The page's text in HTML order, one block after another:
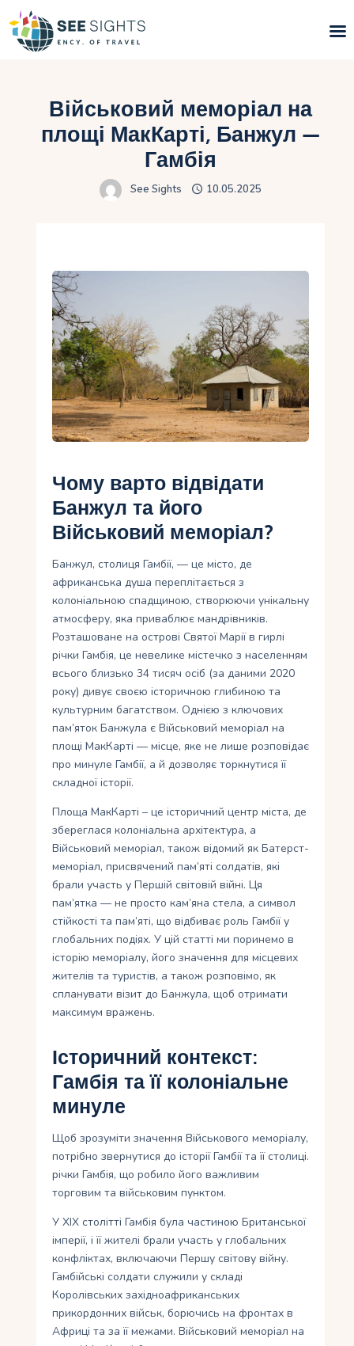
Гарячі тури
Блог
Контакти
Укр
Військовий меморіал на
площі МакКарті, Банжул —
Гамбія
See Sights 10.05.2025
Чому варто відвідати
Банжул та його
Військовий меморіал?
Банжул, столиця Гамбії, — це місто, де
африканська душа переплітається з
колоніальною спадщиною, створюючи унікальну
атмосферу, яка приваблює мандрівників.
Розташоване на острові Святої Марії в гирлі
річки Гамбія, це невелике містечко з населенням
всього близько 34 тисяч осіб (за даними 2020
року) дивує своєю історичною глибиною та
культурним багатством. Однією з ключових
пам’яток Банжула є Військовий меморіал на
площі МакКарті — місце, яке не лише розповідає
про минуле Гамбії, а й дозволяє торкнутися її
складної історії.
Площа МакКарті – це історичний центр міста, де
збереглася колоніальна архітектура, а
Військовий меморіал, також відомий як Батерст-
меморіал, присвячений пам’яті солдатів, які
брали участь у Першій світовій війні. Ця
пам’ятка — не просто кам’яна стела, а символ
стійкості та пам’яті, що відбиває роль Гамбії у
глобальних подіях. У цій статті ми поринемо в
історію меморіалу, його значення для місцевих
жителів та туристів, а також розповімо, як
спланувати візит до Банжула, щоб отримати
максимум вражень.
Історичний контекст:
Гамбія та її колоніальне
минуле
Щоб зрозуміти значення Військового меморіалу,
потрібно звернутися до історії Гамбії та її столиці.
річки Гамбія, що робило його важливим
торговим та військовим пунктом.
У ХІХ столітті Гамбія була частиною Британської
імперії, і її жителі брали участь у глобальних
конфліктах, включаючи Першу світову війну.
Гамбійські солдати служили у складі
Королівських західноафриканських
прикордонних військ, борючись на фронтах в
Африці та за її межами. Військовий меморіал на